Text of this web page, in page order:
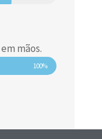
mãos.
100%